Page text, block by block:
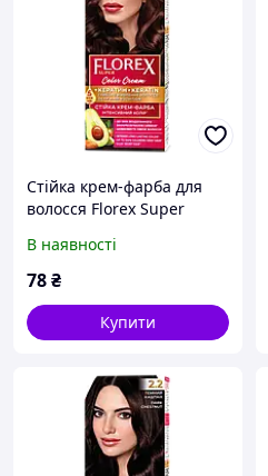
Стійка крем-фарба для
волосся Florex Super
В наявності
78₴
Купити